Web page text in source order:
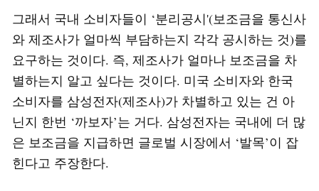
그래서 국내 소비자들이 ‘분리공시'(보조금을 통신사
와 제조사가 얼마씩 부담하는지 각각 공시하는 것)를
요구하는 것이다. 즉, 제조사가 얼마나 보조금을 차
별하는지 알고 싶다는 것이다. 미국 소비자와 한국
소비자를 삼성전자(제조사)가 차별하고 있는 건 아
닌지 한번 ‘까보자’는 거다. 삼성전자는 국내에 더 많
은 보조금을 지급하면 글로벌 시장에서 ‘발목’이 잡
힌다고 주장한다.